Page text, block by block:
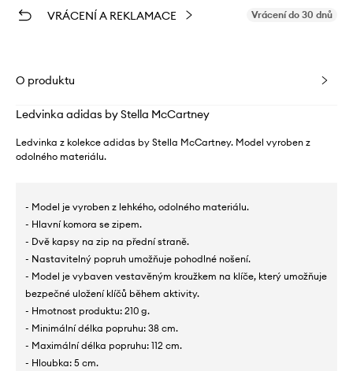
VRÁCENÍ A REKLAMACE Vrácení do 30 dnů
O produktu
Ledvinka adidas by Stella McCartney
Ledvinka z kolekce adidas by Stella McCartney. Model vyroben z
odolného materiálu.
- Model je vyroben z lehkého, odolného materiálu.
- Hlavní komora se zipem.
- Dvě kapsy na zip na přední straně.
- Nastavitelný popruh umožňuje pohodlné nošení.
- Model je vybaven vestavěným kroužkem na klíče, který umožňuje
bezpečné uložení klíčů během aktivity.
- Hmotnost produktu: 210 g.
- Minimální délka popruhu: 38 cm.
- Maximální délka popruhu: 112 cm.
- Hloubka: 5 cm.